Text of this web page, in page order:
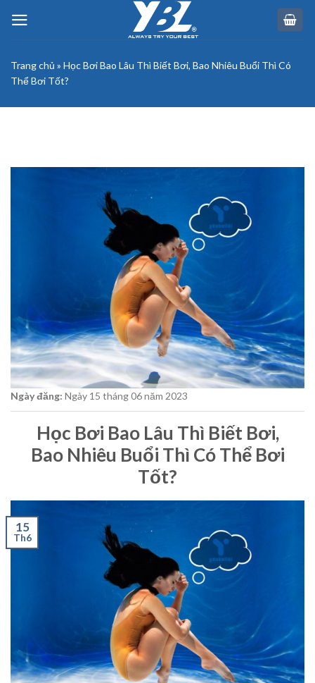
Trang chủ » Học Bơi Bao Lâu Thì Biết Bơi, Bao Nhiêu Buổi Thì Có
Thể Bơi Tốt?
Ngày đăng: Ngày 15 tháng 06năm 2023
Học Bơi Bao Lâu Thì Biết Bơi,
Bao Nhiêu Buổi Thì Có Thể Bơi
Tốt?
15
Th6